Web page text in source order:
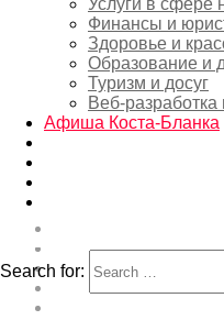
Услуги в сфере
Финансы и
Здоровье и
Образование и
Туризм и досуг
Веб-
Афиша Коста-Бланка
Search for:
— уровень
опасные
худшие
Коста Бланка
Поделитесь своей
Рекламные
Разместить